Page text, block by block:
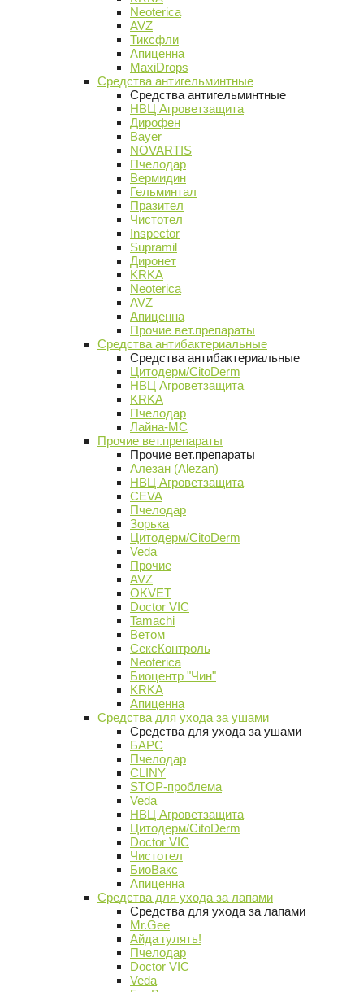
Neoterica
AVZ
Тиксфли
Апиценна
MaxiDrops
Средства антигельминтные
Средства антигельминтные
НВЦ Агроветзащита
Дирофен
Bayer
NOVARTIS
Пчелодар
Вермидин
Гельминтал
Празител
Чистотел
Inspector
Supramil
Диронет
KRKA
Neoterica
AVZ
Апиценна
Прочие вет.препараты
Средства антибактериальные
Средства антибактериальные
Цитодерм/CitoDerm
НВЦ Агроветзащита
KRKA
Пчелодар
Лайна-МС
Прочие вет.препараты
Прочие вет.препараты
Алезан (Alezan)
НВЦ Агроветзащита
CEVA
Пчелодар
Зорька
Цитодерм/CitoDerm
Veda
Прочие
AVZ
OKVET
Doctor VIC
Tamachi
Ветом
СексКонтроль
Neoterica
Биоцентр "Чин"
KRKA
Апиценна
Средства для ухода за ушами
Средства для ухода за ушами
БАРС
Пчелодар
CLINY
STOP-проблема
Veda
НВЦ Агроветзащита
Цитодерм/CitoDerm
Doctor VIC
Чистотел
БиоВакс
Апиценна
Средства для ухода за лапами
Средства для ухода за лапами
Mr.Gee
Айда гулять!
Пчелодар
Doctor VIC
Veda